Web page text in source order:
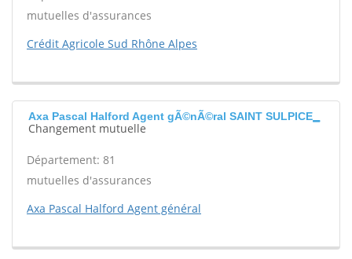
mutuelles d'assurances
Crédit Agricole Sud Rhône Alpes
Axa Pascal Halford Agent gÃ©nÃ©ral SAINT SULPICE
Changement mutuelle
Département: 81
mutuelles d'assurances
Axa Pascal Halford Agent général